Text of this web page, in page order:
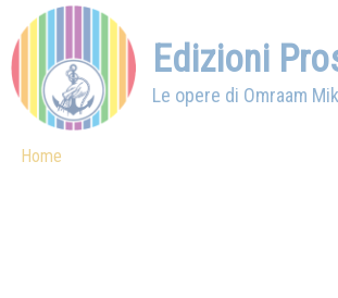
Edizioni
Le opere di Omraam
Home